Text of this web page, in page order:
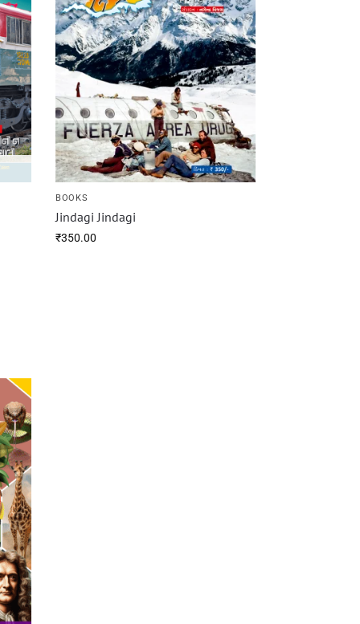
BOOKS
Jindagi Jindagi
₹350.00